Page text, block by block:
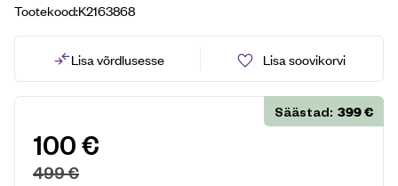
Tootekood:K2163868
Lisa võrdlusesse Lisa soovikorvi
100€
499€
Säästad: 399€